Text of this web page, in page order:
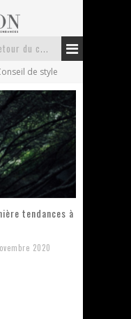
Le retour du cachemire version casual
Doudoune pour femme : choisir la pièce idéale entre style, chaleur et durabilité
La trousse de toilette : l’accessoire indispensable de voyage
Week-end spa en automne : quel maillot de bain choisir ?
Pourquoi le costume sur mesure à Paris est un incontournable de l’élégance contemporaine ?
Anti chute cheveux homme : quelles solutions pour renforcer sa chevelure ?
de style
tendances à
2020